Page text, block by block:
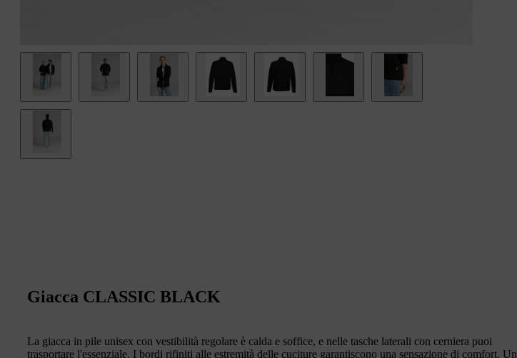
Giacca CLASSIC BLACK
La giacca in pile unisex con vestibilità regolare è calda e soffice, e nelle tasche laterali con cerniera puoi
trasportare l'essenziale. I bordi rifiniti alle estremità delle cuciture garantiscono una sensazione di comfort. Un